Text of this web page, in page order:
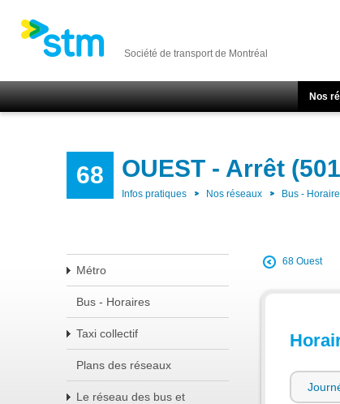
Société de transport de Montréal
Nos
68 OUEST - Arrêt
Infos pratiques Nos réseaux Bus -
Métro
Bus - Horaires
Taxi collectif
Plans des réseaux
Le réseau des bus et
68 Ouest